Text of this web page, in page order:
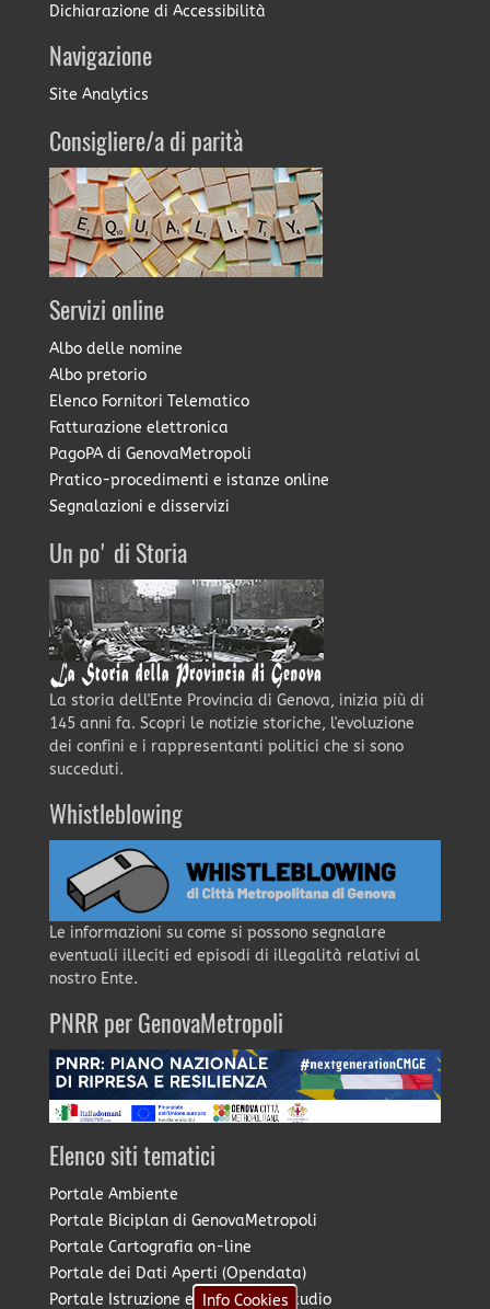
Dichiarazione di Accessibilità
Navigazione
Site Analytics
Consigliere/a di parità
Servizi online
Albo delle nomine
Albo pretorio
Elenco Fornitori Telematico
Fatturazione elettronica
PagoPA di GenovaMetropoli
Pratico-procedimenti e istanze online
Segnalazioni e disservizi
Un po' di Storia
La storia dell'Ente Provincia di Genova, inizia più di
145 anni fa. Scopri le notizie storiche, l'evoluzione
dei confini e i rappresentanti politici che si sono
succeduti.
Whistleblowing
Le informazioni su come si possono segnalare
eventuali illeciti ed episodi di illegalità relativi al
nostro Ente.
PNRR per GenovaMetropoli
Elenco siti tematici
Portale Ambiente
Portale Biciplan di GenovaMetropoli
Portale Cartografia on-line
Portale dei Dati Aperti (Opendata)
Portale Istruzione e Diritto allo Studio
Info Cookies